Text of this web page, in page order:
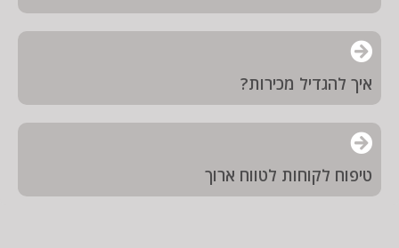
איך להגדיל מכירות?
טיפוח לקוחות לטווח ארוך